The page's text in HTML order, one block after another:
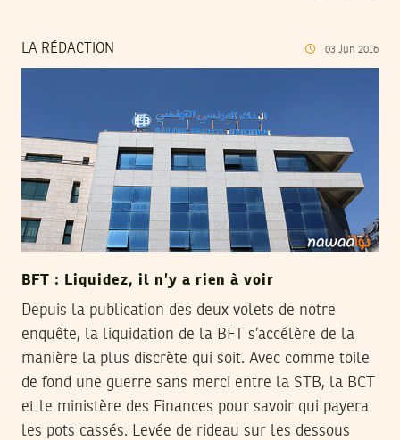
LA RÉDACTION 03 Jun 2016
BFT : Liquidez, il n’y a rien à voir
Depuis la publication des deux volets de notre
enquête, la liquidation de la BFT s’accélère de la
manière la plus discrète qui soit. Avec comme toile
de fond une guerre sans merci entre la STB, la BCT
et le ministère des Finances pour savoir qui payera
les pots cassés. Levée de rideau sur les dessous